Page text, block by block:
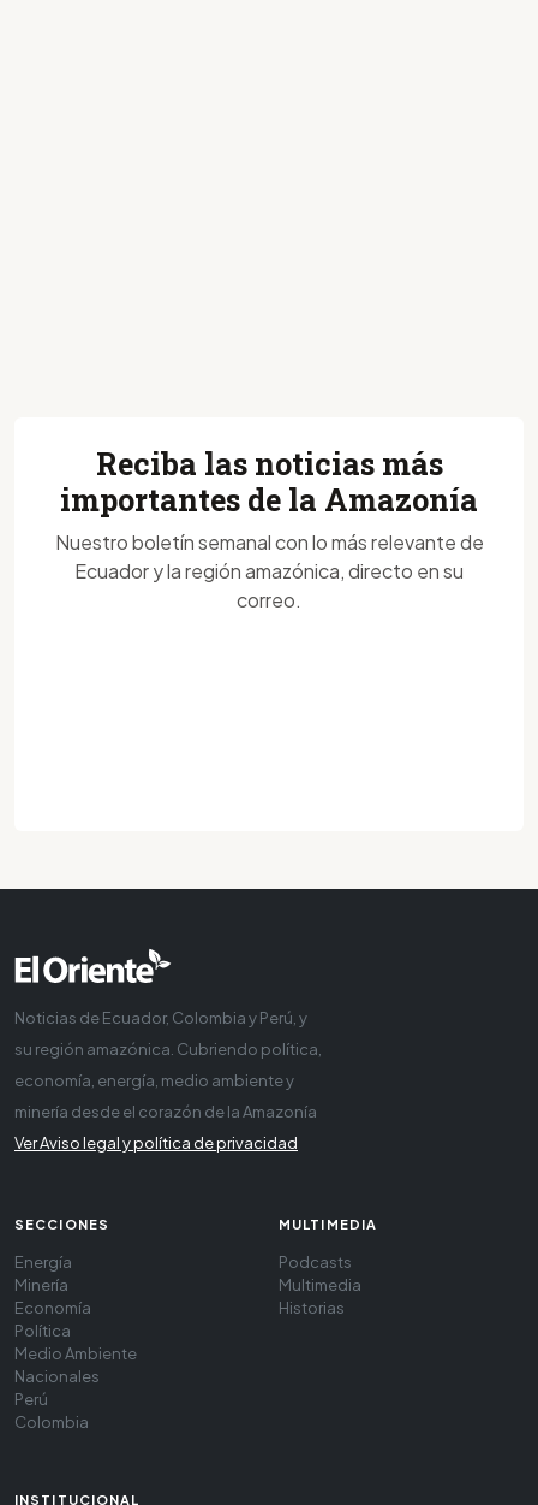
Reciba las noticias más
importantes de la Amazonía
Nuestro boletín semanal con lo más relevante de
Ecuador y la región amazónica, directo en su
correo.
Noticias de Ecuador, Colombia y Perú, y
su región amazónica. Cubriendo política,
economía, energía, medio ambiente y
minería desde el corazón de la Amazonía
Ver Aviso legal y política de privacidad
SECCIONES
Energía
Minería
Economía
Política
Medio Ambiente
Nacionales
Perú
Colombia
MULTIMEDIA
Podcasts
Multimedia
Historias
INSTITUCIONAL